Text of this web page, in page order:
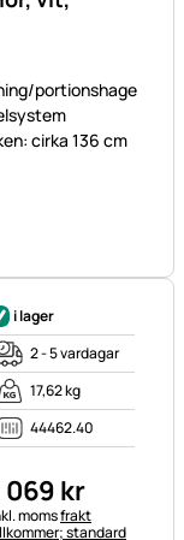
portionshage
cirka 136 cm
i lager
2 - 5 vardagar
17,62 kg
44462.40
069kr
momsfrakt
standard